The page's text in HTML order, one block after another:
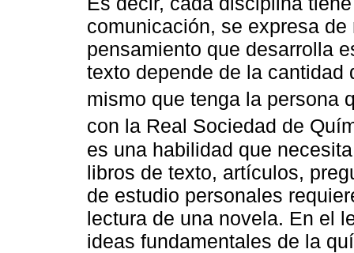
comunicación, se expresa
pensamiento que desarrolla
texto depende de la
mismo que tenga la persona
con la Real Sociedad de
es una habilidad que
libros de texto, artículos,
de estudio personales
lectura de una novela. En el
ideas fundamentales de la